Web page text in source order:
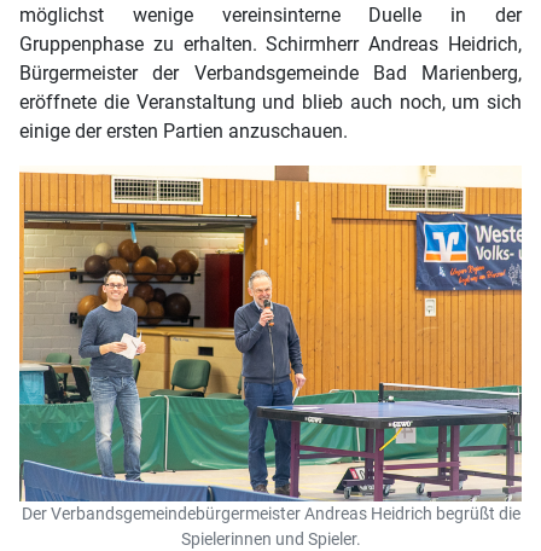
möglichst wenige vereinsinterne Duelle in der
Gruppenphase zu erhalten. Schirmherr Andreas Heidrich,
Bürgermeister der Verbandsgemeinde Bad Marienberg,
eröffnete die Veranstaltung und blieb auch noch, um sich
einige der ersten Partien anzuschauen.
Der Verbandsgemeindebürgermeister Andreas Heidrich begrüßt die
Spielerinnen und Spieler.